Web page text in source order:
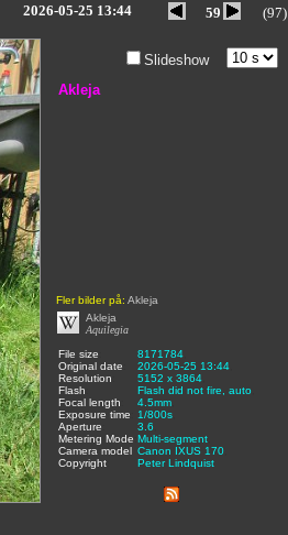
2026-05-25 13:44 59 (97)
Slideshow
Akleja
Fler bilder på: Akleja
Akleja
Aquilegia
File size
8171784
Original date
2026-05-25 13:44
Resolution
5152 x 3864
Flash
Flash did not fire, auto
Focal length
4.5mm
Exposure time
1/800s
Aperture
3.6
Metering Mode Multi-segment
Camera model Canon IXUS 170
Copyright
Peter Lindquist